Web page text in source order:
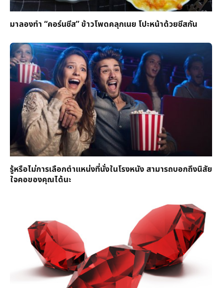
มาลองทำ “คอร์นชีส” ข้าวโพดคลุกเนย โปะหน้าด้วยชีสกัน
รู้หรือไม่การเลือกตำแหน่งที่นั่งในโรงหนัง สามารถบอกถึงนิสัย
ใจคอของคุณได้นะ